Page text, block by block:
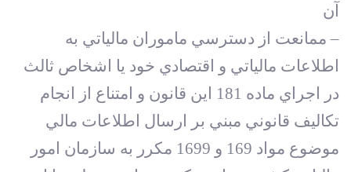
آن
– ممانعت از دسترسي ماموران مالياتي به
اطلاعات مالياتي و اقتصادي خود يا اشخاص ثالث
در اجراي ماده 181 اين قانون و امتناع از انجام
تکاليف قانوني مبني بر ارسال اطلاعات مالي
موضوع مواد 169 و 1699 مکرر به سازمان امور